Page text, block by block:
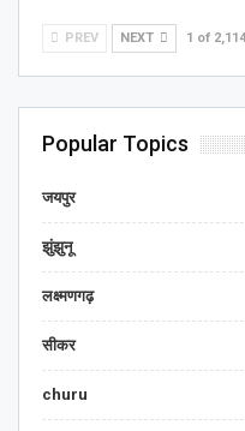
PREV NEXT 1 of 2,114
Popular Topics
जयपुर
झुंझुनू
लक्ष्मणगढ़
सीकर
churu